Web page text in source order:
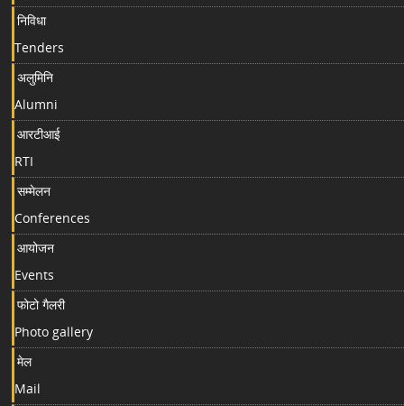
निविधा
Tenders
अलुमिनि
Alumni
आरटीआई
RTI
सम्मेलन
Conferences
आयोजन
Events
फोटो गैलरी
Photo gallery
मेल
Mail